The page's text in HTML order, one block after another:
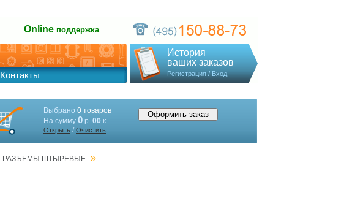
Online поддержка
Контакты
История
ваших заказов
Регистрация/Вход
Выбрано 0 товаров
На сумму 0 р. 00 к.
Открыть /Очистить
РАЗЪЕМЫ ШТЫРЕВЫЕ »